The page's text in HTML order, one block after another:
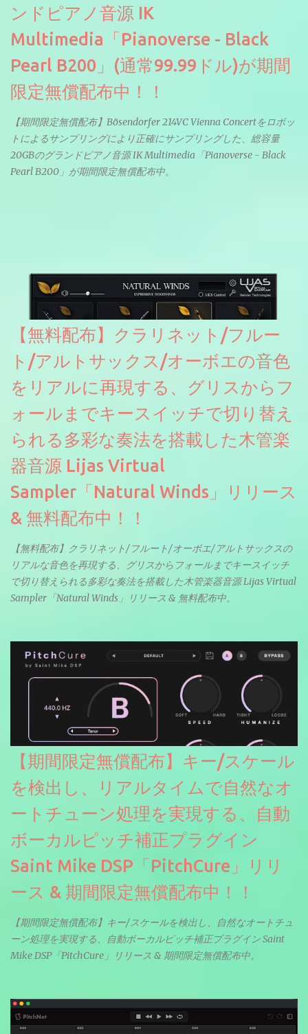
ンドピアノ音源 IK
Multimedia「Pianoverse - Black
Pearl B200」(通常99.99ドル)が期間
限定無償配布中！！
【期間限定無償配布】Bösendorfer 214VC Vienna Concertをロボッ
トによるサンプリングにより正確にサンプリングした、総容量
20GBのグランドピアノ音源 IK Multimedia「Pianoverse - Black
Pearl B200」が期間限定無償配布中。
【無料配布】クラリネット/フルー
ト/アルトサックス/オーボエの音色
をリアルに再現する、グリスからフ
ォールまでキースイッチで切り替え
られる多彩な奏法を搭載した木管楽
器音源 Lijas Virtual
Sampler「Natural Winds」リリース
& 無料配布中！！
【無料配布】クラリネット/フルート/オーボエ/アルトサックスの
リアルな音色を再現する、グリスからフォールまでキースイッチ
で切り替えられる多彩な奏法を搭載した木管楽器音源 Lijas Virtual
Sampler「Natural Winds」リリース & 無料配布中。
【期間限定無償配布】キー/スケール
を検出し、リアルタイムで自然なオ
ートチューン処理を実現する、自動
ボーカルピッチ補正プラグイン
Saint Mike DSP「PitchCure」リリ
ース & 期間限定無償配布中！！
【期間限定無償配布】キー/スケールを検出し、自然なオートチュ
ーン処理を実現する、自動ボーカルピッチ補正プラグイン Saint
Mike DSP「PitchCure」リリース & 期間限定無償配布中。